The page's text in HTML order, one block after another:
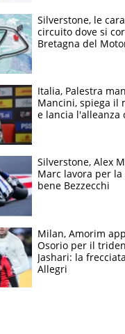
Silverstone, le
circuito dove si
Bretagna del
Italia, Palestra
Mancini, spiega il
e lancia l'alleanza
Silverstone, Alex
Marc lavora per
bene Bezzecchi
Milan, Amorim
Osorio per il
Jashari: la
Allegri